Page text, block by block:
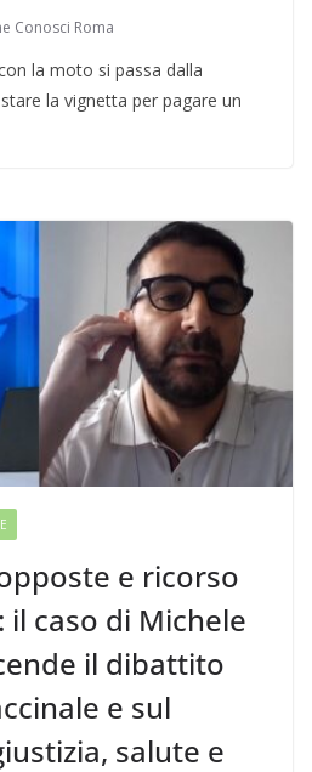
Conosci Roma
la moto si passa dalla
la vignetta per pagare un
e ricorso
il caso di Michele
il dibattito
e sul
salute e